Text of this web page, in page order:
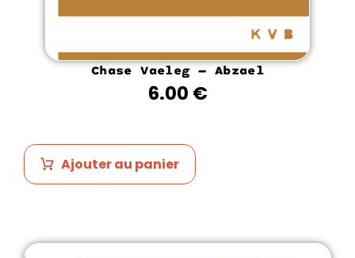
Chase Vaeleg – Abzael
6.00 €
Ajouter au panier